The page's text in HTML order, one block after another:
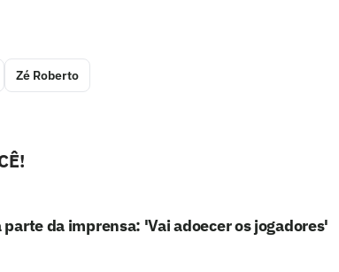
Zé Roberto
da imprensa: 'Vai adoecer os jogadores'